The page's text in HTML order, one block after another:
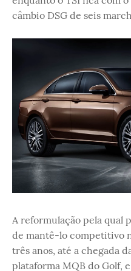
câmbio DSG de seis
A reformulação pela qual
de mantê-lo competitivo
três anos, até a chegada
plataforma MQB do Golf,